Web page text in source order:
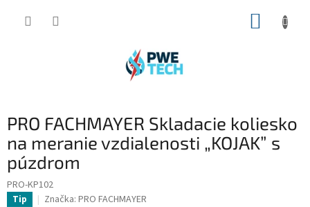
PRO FACHMAYER Skladacie koliesko
na meranie vzdialenosti „KOJAK” s
púzdrom
PRO-KP102
Tip Značka: PRO FACHMAYER